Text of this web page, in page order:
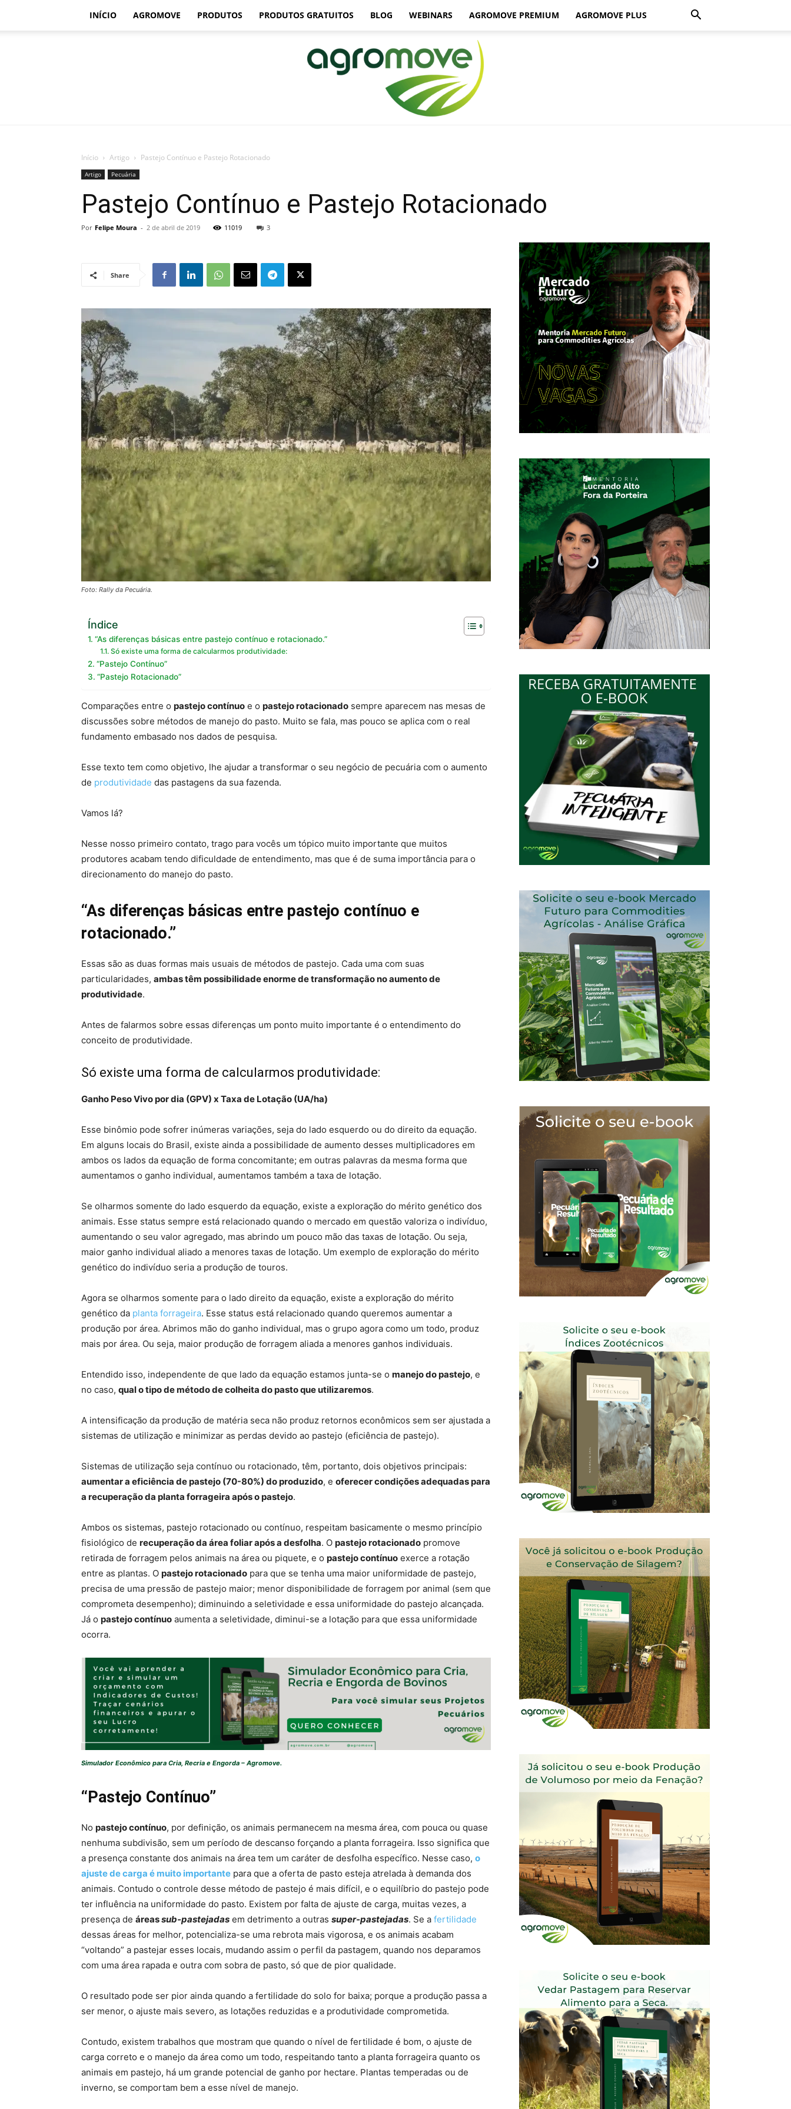
INÍCIO AGROMOVE PRODUTOS PRODUTOS GRATUITOS BLOG WEBINARS AGROMOVE PREMIUM AGROMOVE PLUS
Início Artigo Pastejo Contínuo e Pastejo Rotacionado
Artigo Pecuária
Pastejo Contínuo e Pastejo Rotacionado
Por Felipe Moura - 2 de abril de 2019 11019 3
Share
Foto: Rally da Pecuária.
Índice
“As diferenças básicas entre pastejo contínuo e rotacionado.”
Só existe uma forma de calcularmos produtividade:
“Pastejo Contínuo”
“Pastejo Rotacionado”
Comparações entre o pastejo contínuo e o pastejo rotacionado sempre aparecem nas mesas de
discussões sobre métodos de manejo do pasto. Muito se fala, mas pouco se aplica com o real
fundamento embasado nos dados de pesquisa.
Esse texto tem como objetivo, lhe ajudar a transformar o seu negócio de pecuária com o aumento
de produtividade das pastagens da sua fazenda.
Vamos lá?
Nesse nosso primeiro contato, trago para vocês um tópico muito importante que muitos
produtores acabam tendo dificuldade de entendimento, mas que é de suma importância para o
direcionamento do manejo do pasto.
“As diferenças básicas entre pastejo contínuo e
rotacionado.”
Essas são as duas formas mais usuais de métodos de pastejo. Cada uma com suas
particularidades, ambas têm possibilidade enorme de transformação no aumento de
produtividade.
Antes de falarmos sobre essas diferenças um ponto muito importante é o entendimento do
conceito de produtividade.
Só existe uma forma de calcularmos produtividade:
Ganho Peso Vivo por dia (GPV) x Taxa de Lotação (UA/ha)
Esse binômio pode sofrer inúmeras variações, seja do lado esquerdo ou do direito da equação.
Em alguns locais do Brasil, existe ainda a possibilidade de aumento desses multiplicadores em
ambos os lados da equação de forma concomitante; em outras palavras da mesma forma que
aumentamos o ganho individual, aumentamos também a taxa de lotação.
Se olharmos somente do lado esquerdo da equação, existe a exploração do mérito genético dos
animais. Esse status sempre está relacionado quando o mercado em questão valoriza o indivíduo,
aumentando o seu valor agregado, mas abrindo um pouco mão das taxas de lotação. Ou seja,
maior ganho individual aliado a menores taxas de lotação. Um exemplo de exploração do mérito
genético do indivíduo seria a produção de touros.
Agora se olharmos somente para o lado direito da equação, existe a exploração do mérito
genético da planta forrageira. Esse status está relacionado quando queremos aumentar a
produção por área. Abrimos mão do ganho individual, mas o grupo agora como um todo, produz
mais por área. Ou seja, maior produção de forragem aliada a menores ganhos individuais.
Entendido isso, independente de que lado da equação estamos junta-se o manejo do pastejo, e
no caso, qual o tipo de método de colheita do pasto que utilizaremos.
A intensificação da produção de matéria seca não produz retornos econômicos sem ser ajustada a
sistemas de utilização e minimizar as perdas devido ao pastejo (eficiência de pastejo).
Sistemas de utilização seja contínuo ou rotacionado, têm, portanto, dois objetivos principais:
aumentar a eficiência de pastejo (70-80%) do produzido, e oferecer condições adequadas para
a recuperação da planta forrageira após o pastejo.
Ambos os sistemas, pastejo rotacionado ou contínuo, respeitam basicamente o mesmo princípio
fisiológico de recuperação da área foliar após a desfolha. O pastejo rotacionado promove
retirada de forragem pelos animais na área ou piquete, e o pastejo contínuo exerce a rotação
entre as plantas. O pastejo rotacionado para que se tenha uma maior uniformidade de pastejo,
precisa de uma pressão de pastejo maior; menor disponibilidade de forragem por animal (sem que
comprometa desempenho); diminuindo a seletividade e essa uniformidade do pastejo alcançada.
Já o pastejo contínuo aumenta a seletividade, diminui-se a lotação para que essa uniformidade
ocorra.
Simulador Econômico para Cria, Recria e Engorda – Agromove.
“Pastejo Contínuo”
No pastejo contínuo, por definição, os animais permanecem na mesma área, com pouca ou quase
nenhuma subdivisão, sem um período de descanso forçando a planta forrageira. Isso significa que
a presença constante dos animais na área tem um caráter de desfolha específico. Nesse caso, o
ajuste de carga é muito importante para que a oferta de pasto esteja atrelada à demanda dos
animais. Contudo o controle desse método de pastejo é mais difícil, e o equilíbrio do pastejo pode
ter influência na uniformidade do pasto. Existem por falta de ajuste de carga, muitas vezes, a
presença de áreassub-pastejadas em detrimento a outras super-pastejadas. Se a fertilidade
dessas áreas for melhor, potencializa-se uma rebrota mais vigorosa, e os animais acabam
“voltando” a pastejar esses locais, mudando assim o perfil da pastagem, quando nos deparamos
com uma área rapada e outra com sobra de pasto, só que de pior qualidade.
O resultado pode ser pior ainda quando a fertilidade do solo for baixa; porque a produção passa a
ser menor, o ajuste mais severo, as lotações reduzidas e a produtividade comprometida.
Contudo, existem trabalhos que mostram que quando o nível de fertilidade é bom, o ajuste de
carga correto e o manejo da área como um todo, respeitando tanto a planta forrageira quanto os
animais em pastejo, há um grande potencial de ganho por hectare. Plantas temperadas ou de
inverno, se comportam bem a esse nível de manejo.